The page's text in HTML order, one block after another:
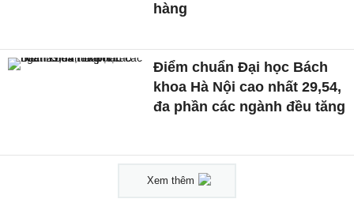
hàng
Điểm chuẩn Đại học Bách
khoa Hà Nội cao nhất 29,54,
đa phần các ngành đều tăng
Xem thêm